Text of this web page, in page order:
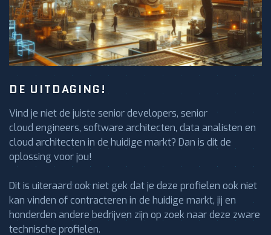
DE UITDAGING!
Vind je niet de juiste senior developers, senior
cloud engineers, software architecten, data analisten en
cloud architecten in de huidige markt? Dan is dit de
oplossing voor jou!
Dit is uiteraard ook niet gek dat je deze profielen ook niet
kan vinden of contracteren in de huidige markt, jij en
honderden andere bedrijven zijn op zoek naar deze zware
technische profielen.